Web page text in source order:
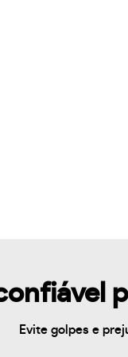
Evite golpes e